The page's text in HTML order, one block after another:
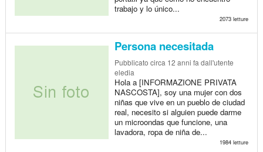
trabajo y lo único...
2073 letture
Persona necesitada
Pubblicato circa 12 anni fa dall'utente
eledia
Hola a [INFORMAZIONE PRIVATA
NASCOSTA], soy una mujer con dos
niñas que vive en un pueblo de ciudad
real, necesito si alguien puede darme
un microondas que funcione, una
lavadora, ropa de niña de...
1984 letture